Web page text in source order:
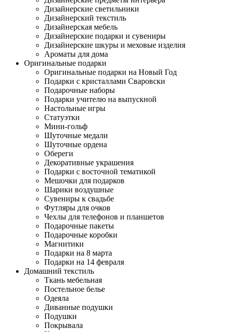
Дизайнерские светильники
Дизайнерский текстиль
Дизайнерская мебель
Дизайнерские подарки и сувениры
Дизайнерские шкуры и меховые изделия
Ароматы для дома
Оригинальные подарки
Оригинальные подарки на Новый Год
Подарки с кристаллами Сваровски
Подарочные наборы
Подарки учителю на выпускной
Настольные игры
Статуэтки
Мини-гольф
Шуточные медали
Шуточные ордена
Обереги
Декоративные украшения
Подарки с восточной тематикой
Мешочки для подарков
Шарики воздушные
Сувениры к свадьбе
Футляры для очков
Чехлы для телефонов и планшетов
Подарочные пакеты
Подарочные коробки
Магнитики
Подарки на 8 марта
Подарки на 14 февраля
Домашний текстиль
Ткань мебельная
Постельное белье
Одеяла
Диванные подушки
Подушки
Покрывала